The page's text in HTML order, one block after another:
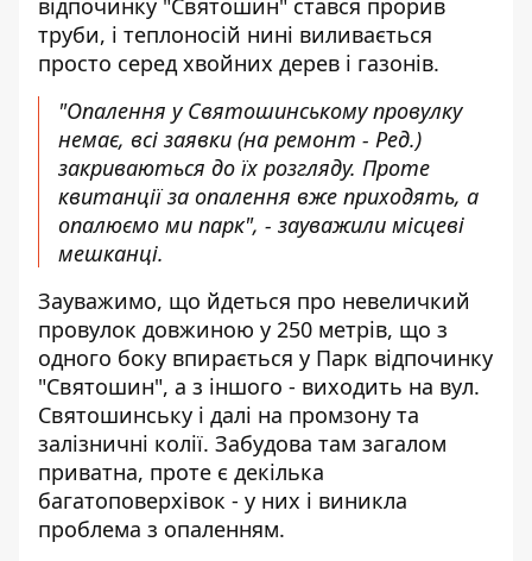
відпочинку "Святошин" стався прорив
труби, і теплоносій нині виливається
просто серед хвойних дерев і газонів.
"Опалення у Святошинському провулку
немає, всі заявки (на ремонт - Ред.)
закриваються до їх розгляду. Проте
квитанції за опалення вже приходять, а
опалюємо ми парк", - зауважили місцеві
мешканці.
Зауважимо, що йдеться про невеличкий
провулок довжиною у 250 метрів, що з
одного боку впирається у Парк відпочинку
"Святошин", а з іншого - виходить на вул.
Святошинську і далі на промзону та
залізничні колії. Забудова там загалом
приватна, проте є декілька
багатоповерхівок - у них і виникла
проблема з опаленням.